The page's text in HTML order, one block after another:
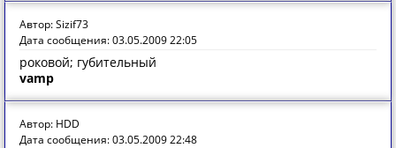
Автор: Sizif73
Дата сообщения: 03.05.2009 22:05
роковой; губительный
vamp
Автор: HDD
Дата сообщения: 03.05.2009 22:48